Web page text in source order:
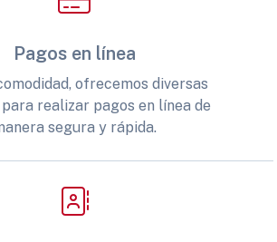
Pagos en línea
ofrecemos diversas
realizar pagos en línea de
segura y rápida.